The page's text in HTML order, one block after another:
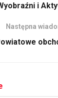
i
Następna